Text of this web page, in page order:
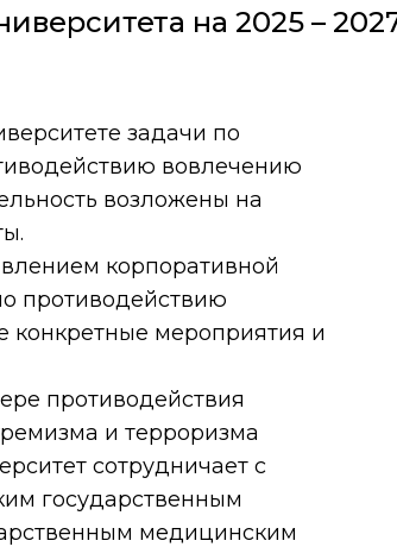
на 2025 –
задачи по
вовлечению
возложены на
корпоративной
противодействию
конкретные мероприятия и
противодействия
и терроризма
сотрудничает с
государственным
медицинским